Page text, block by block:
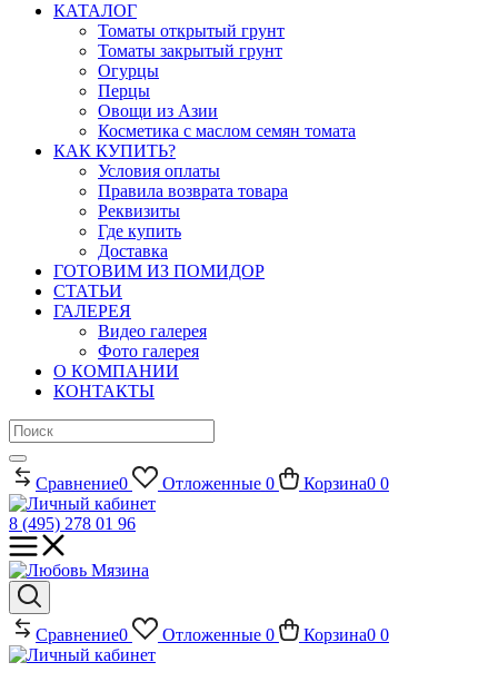
КАТАЛОГ
Томаты открытый грунт
Томаты закрытый грунт
Огурцы
Перцы
Овощи из Азии
Косметика с маслом семян томата
КАК КУПИТЬ?
Условия оплаты
Правила возврата товара
Реквизиты
Где купить
Доставка
ГОТОВИМ ИЗ ПОМИДОР
СТАТЬИ
ГАЛЕРЕЯ
Видео галерея
Фото галерея
О КОМПАНИИ
КОНТАКТЫ
Сравнение0 Отложенные 0 Корзина0 0
8 (495) 278 01 96
Сравнение0 Отложенные 0 Корзина0 0